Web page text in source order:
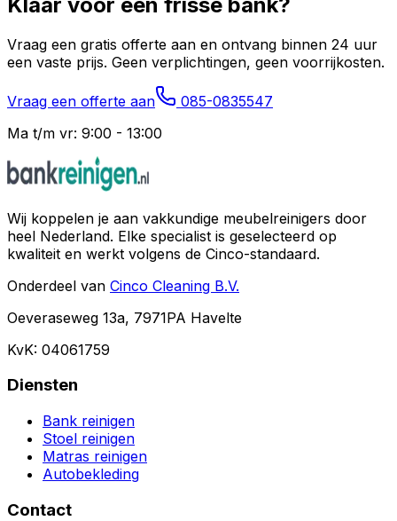
Vraag een gratis offerte aan en ontvang binnen 24 uur
een vaste prijs. Geen verplichtingen, geen voorrijkosten.
Vraag een offerte aan
085-0835547
Ma t/m vr: 9:00 - 13:00
Wij koppelen je aan vakkundige meubelreinigers door
heel Nederland. Elke specialist is geselecteerd op
kwaliteit en werkt volgens de Cinco-standaard.
Onderdeel van Cinco Cleaning B.V.
Oeveraseweg 13a, 7971PA Havelte
KvK: 04061759
Diensten
Bank reinigen
Stoel reinigen
Matras reinigen
Autobekleding
Contact